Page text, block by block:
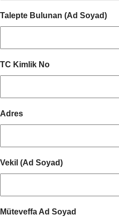
Talepte Bulunan (Ad Soyad)
TC Kimlik No
Adres
Vekil (Ad Soyad)
Müteveffa Ad Soyad